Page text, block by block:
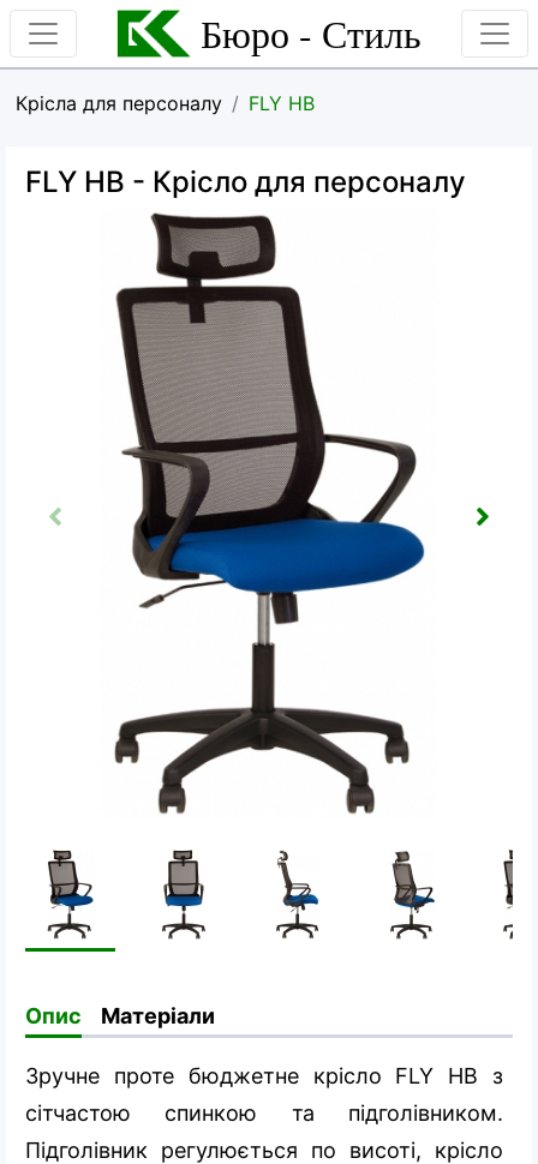
Бюро - Стиль
Крісла для персоналу FLY HB
FLY HB - Крісло для персоналу
Опис Матеріали
Зручне проте бюджетне крісло FLY HB з
сітчастою спинкою та підголівником.
Підголівник регулюється по висоті, крісло